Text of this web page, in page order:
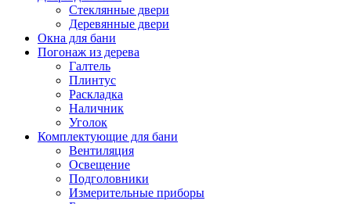
Стеклянные двери
Деревянные двери
Окна для бани
Погонаж из дерева
Галтель
Плинтус
Раскладка
Наличник
Уголок
Комплектующие для бани
Вентиляция
Освещение
Подголовники
Измерительные приборы